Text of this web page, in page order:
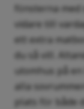
fönsterna
vidare till
ett extra
du så vill.
utomhus på
alla
plats för både